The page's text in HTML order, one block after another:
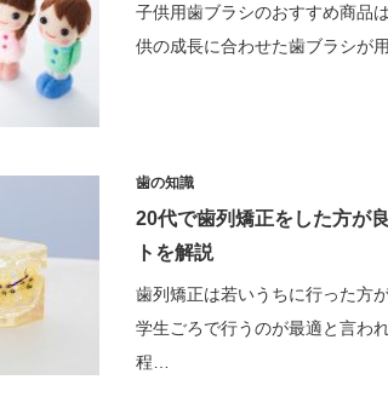
子供用歯ブラシのおすすめ商品
供の成長に合わせた歯ブラシが
歯の知識
20代で歯列矯正をした方が
トを解説
歯列矯正は若いうちに行った方
学生ごろで行うのが最適と言わ
程…